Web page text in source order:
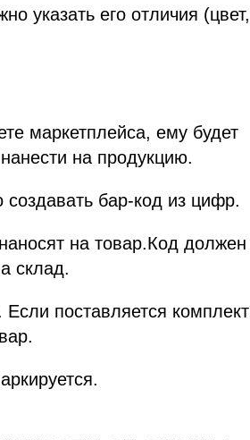
указать его отличия (цвет,
маркетплейса, ему будет
на продукцию.
бар-код из цифр.
на товар.Код должен
склад.
поставляется комплект